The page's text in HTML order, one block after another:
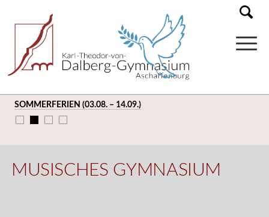
SOMMERFERIEN (03.08. – 14.09.)
MUSISCHES GYMNASIUM